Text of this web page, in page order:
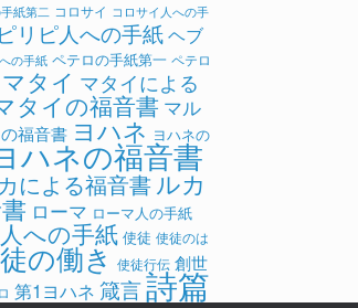
紙第二 コロサイ コロサイ人への手
ピリピ人への手紙ヘブ
の手紙 ペテロの手紙第一 ペテロ
マタイ マタイによる
タイの福音書 マル
福音書 ヨハネ ヨハネの
ハネの福音書
による福音書ルカ
ローマ ローマ人の手紙
への手紙 使徒 使徒のは
の働き 使徒行伝 創世
第1ヨハネ 箴言詩篇